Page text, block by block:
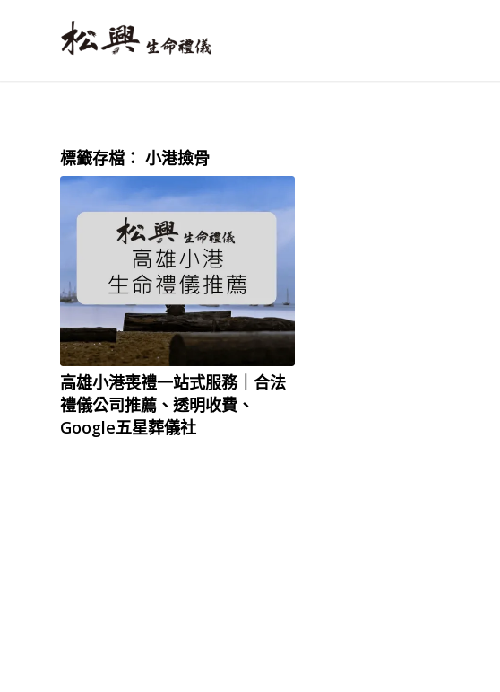
標籤存檔： 小港撿骨
高雄小港喪禮一站式服務｜合法
禮儀公司推薦、透明收費、
Google五星葬儀社